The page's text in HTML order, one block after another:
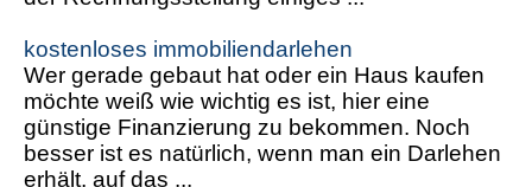
kostenloses immobiliendarlehen
Wer gerade gebaut hat oder ein Haus kaufen
möchte weiß wie wichtig es ist, hier eine
günstige Finanzierung zu bekommen. Noch
besser ist es natürlich, wenn man ein Darlehen
erhält, auf das ...